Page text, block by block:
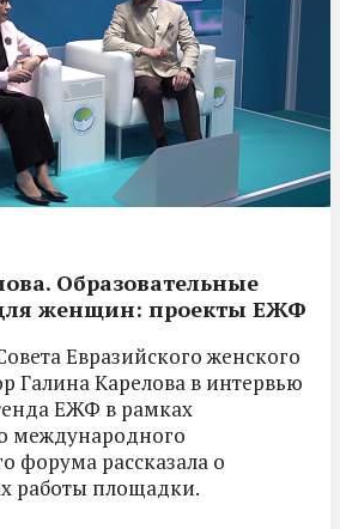
Образовательные
женщин: проекты ЕЖФ
Евразийского женского
Галина Карелова в интервью
ЕЖФ в рамках
международного
форума рассказала о
работы площадки.